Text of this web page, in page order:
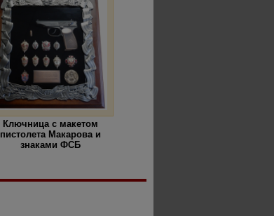
Ключница с макетом
пистолета Макарова и
знаками ФСБ